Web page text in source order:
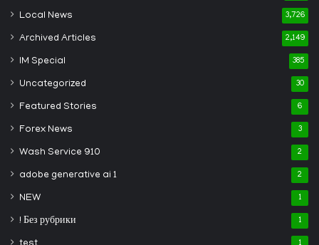
Local News 3,726
Archived Articles 2,149
IM Special 385
Uncategorized 30
Featured Stories 6
Forex News 3
Wash Service 910 2
adobe generative ai 1 2
NEW 1
! Без рубрики 1